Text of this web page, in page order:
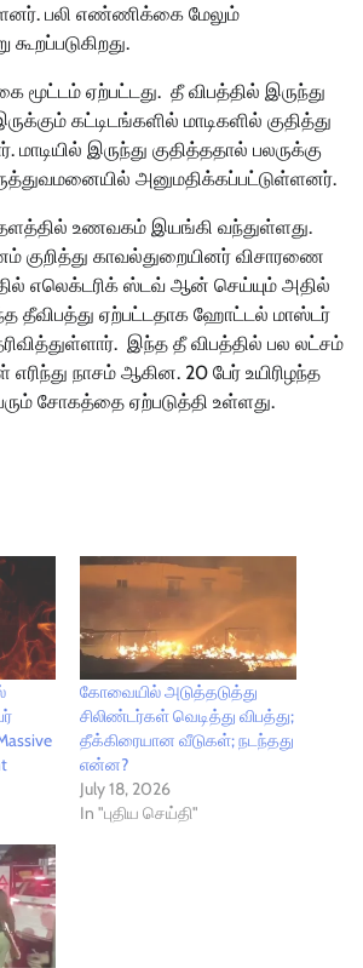
பலி எண்ணிக்கை மேலும்
மூட்டம் ஏற்பட்டது. தீ விபத்தில் இருந்து
கட்டிடங்களில் மாடிகளில் குதித்து
மாடியில் இருந்து குதித்ததால் பலருக்கு
அனுமதிக்கப்பட்டுள்ளனர்.
உணவகம் இயங்கி வந்துள்ளது.
குறித்து காவல்துறையினர் விசாரணை
எலெக்டரிக் ஸ்டவ் ஆன் செய்யும் அதில்
தீவிபத்து ஏற்பட்டதாக ஹோட்டல் மாஸ்டர்
இந்த தீ விபத்தில் பல லட்சம்
எரிந்து நாசம் ஆகின. 20 பேர் உயிரிழந்த
சோகத்தை ஏற்படுத்தி உள்ளது.
கோவையில் அடுத்தடுத்து
சிலிண்டர்கள் வெடித்து விபத்து;
தீக்கிரையான வீடுகள்; நடந்தது
என்ன?
July 18, 2026
In "புதிய செய்தி"